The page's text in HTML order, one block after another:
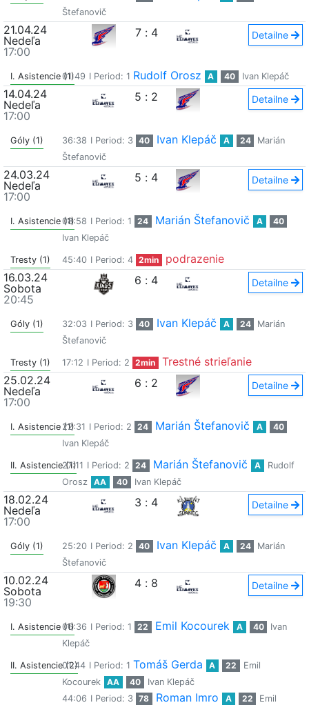
Štefanovič
21.04.24
Nedeľa
17:00
7 : 4 Detailne
I. Asistencie (1)01:49 I Period: 1 Rudolf Orosz A 40 Ivan Klepáč
14.04.24
Nedeľa
17:00
5 : 2 Detailne
Góly (1) 36:38 I Period: 3 40 Ivan Klepáč A 24
Marián
Štefanovič
24.03.24
Nedeľa
17:00
5 : 4 Detailne
I. Asistencie (1)08:58 I Period: 1 24 Marián Štefanovič A
40
Ivan Klepáč
Tresty (1) 45:40 I Period: 4 2min
podrazenie
16.03.24
Sobota
20:45
6 : 4 Detailne
Góly (1) 32:03 I Period: 3 40 Ivan Klepáč A 24
Marián
Štefanovič
Tresty (1) 17:12 I Period: 2 2min
Trestné strieľanie
25.02.24
Nedeľa
17:00
6 : 2 Detailne
I. Asistencie (1)22:31 I Period: 2 24 Marián Štefanovič A
40
Ivan Klepáč
II. Asistencie (1)
27:11 I Period: 2 24 Marián Štefanovič A
Rudolf
Orosz
AA 40 Ivan Klepáč
18.02.24
Nedeľa
17:00
3 : 4 Detailne
Góly (1) 25:20 I Period: 2 40 Ivan Klepáč A 24
Marián
Štefanovič
10.02.24
Sobota
19:30
4 : 8 Detailne
I. Asistencie (1)06:36 I Period: 1 22 Emil Kocourek A 40
Ivan
Klepáč
II. Asistencie (2)
01:44 I Period: 1 Tomáš Gerda A 22
Emil
Kocourek
AA 40
Ivan Klepáč
44:06 I Period: 3 78 Roman Imro A 22 Emil